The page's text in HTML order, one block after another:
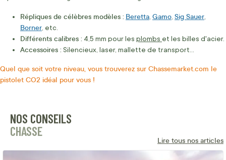
Répliques de célèbres modèles : Beretta Gamo Sig Sauer
Borner , etc.
Différents calibres : 4,5 mm pour les plombs et les billes d'acier.
Accessoires : Silencieux, laser, mallette de transport...
Quel que soit votre niveau, vous trouverez sur Chassemarket.com le
pistolet CO2 idéal pour vous !
NOS CONSEILS
CHASSE
Lire tous nos articles